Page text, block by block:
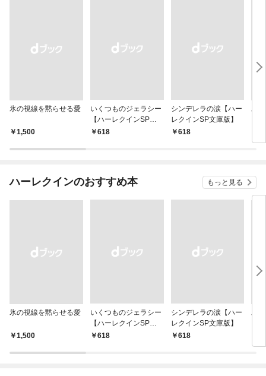
氷の視線を黙らせる愛
￥1,500
いくつものジェラシー
【ハーレクインSP文
庫版】
￥618
シンデレラの涙【ハー
レクインSP文庫版】
￥618
氷
ハーレクインのおすすめ本 もっと見る
氷の視線を黙らせる愛
￥1,500
いくつものジェラシー
【ハーレクインSP文
庫版】
￥618
シンデレラの涙【ハー
レクインSP文庫版】
￥618
氷